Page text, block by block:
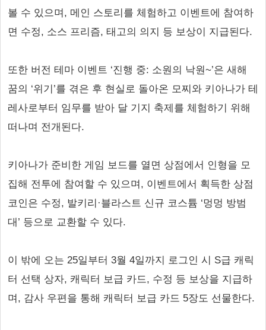
볼 수 있으며, 메인 스토리를 체험하고 이벤트에 참여하
면 수정, 소스 프리즘, 태고의 의지 등 보상이 지급된다.
또한 버전 테마 이벤트 ‘진행 중: 소원의 낙원~’은 새해
꿈의 ‘위기’를 겪은 후 현실로 돌아온 모찌와 키아나가 테
레사로부터 임무를 받아 달 기지 축제를 체험하기 위해
떠나며 전개된다.
키아나가 준비한 게임 보드를 열면 상점에서 인형을 모
집해 전투에 참여할 수 있으며, 이벤트에서 획득한 상점
코인은 수정, 발키리·블라스트 신규 코스튬 ‘멍멍 방범
대’ 등으로 교환할 수 있다.
이 밖에 오는 25일부터 3월 4일까지 로그인 시 S급 캐릭
터 선택 상자, 캐릭터 보급 카드, 수정 등 보상을 지급하
며, 감사 우편을 통해 캐릭터 보급 카드 5장도 선물한다.